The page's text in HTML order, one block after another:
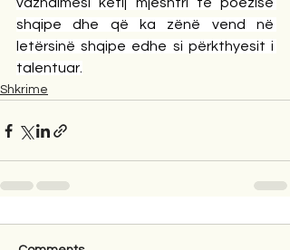
vazhdimësi këtij mjeshtri të poezisë
shqipe dhe që ka zënë vend në
letërsinë shqipe edhe si përkthyesit i
talentuar.
Shkrime